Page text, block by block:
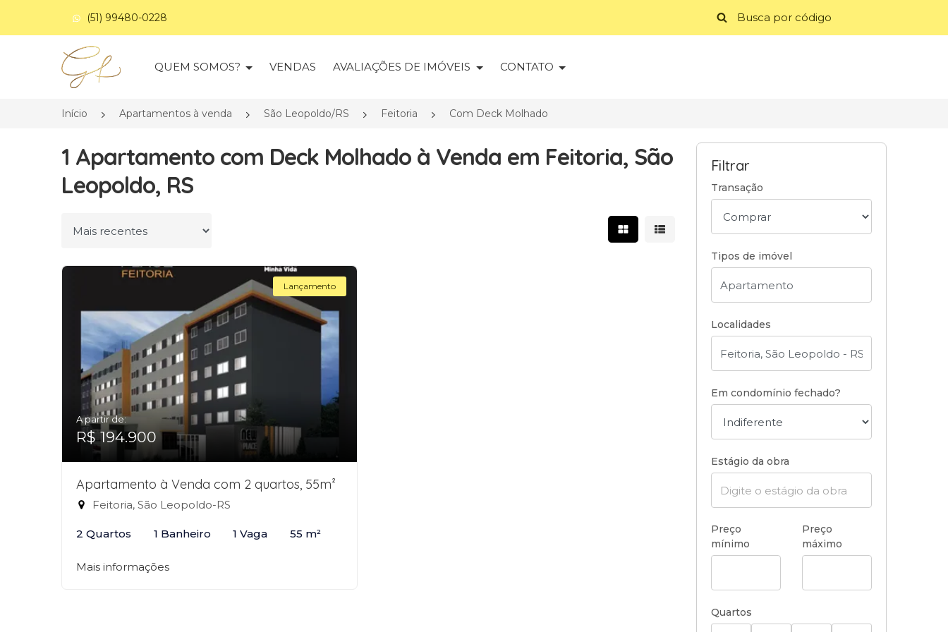
(51) 99480-0228
Página inicial
QUEM SOMOS? VENDAS AVALIAÇÕES DE IMÓVEIS CONTATO
Início Apartamentos à venda São Leopoldo/RS Feitoria Com Deck Molhado
1 Apartamento com Deck Molhado à Venda em Feitoria, São
Leopoldo, RS
Ordenar por Mostrar resultados em grade
Mostrar resultados em lista
Lançamento
A partir de:
R$ 194.900
Apartamento à Venda com 2 quartos, 55m²
Feitoria, São Leopoldo-RS
2 Quartos 1 Banheiro 1 Vaga 55 m²
Mais informações
Filtrar
Transação
Tipos de imóvel
Localidades
Em condomínio fechado?
Estágio da obra
Preço
mínimo
Preço
máximo
Quartos